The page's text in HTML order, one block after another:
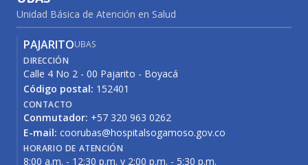
Unidad Básica de Atención en Salud
PAJARITOUBAS
DIRECCIÓN
Calle 4 No 2 - 00 Pajarito - Boyacá
Código postal: 152401
CONTACTO
Conmutador: +57 320 963 0262
E-mail: coorubas@hospitalsogamoso.gov.co
HORARIO DE ATENCIÓN
8:00 a.m. - 12:30 p.m. y 2:00 p.m. - 5:30 p.m.